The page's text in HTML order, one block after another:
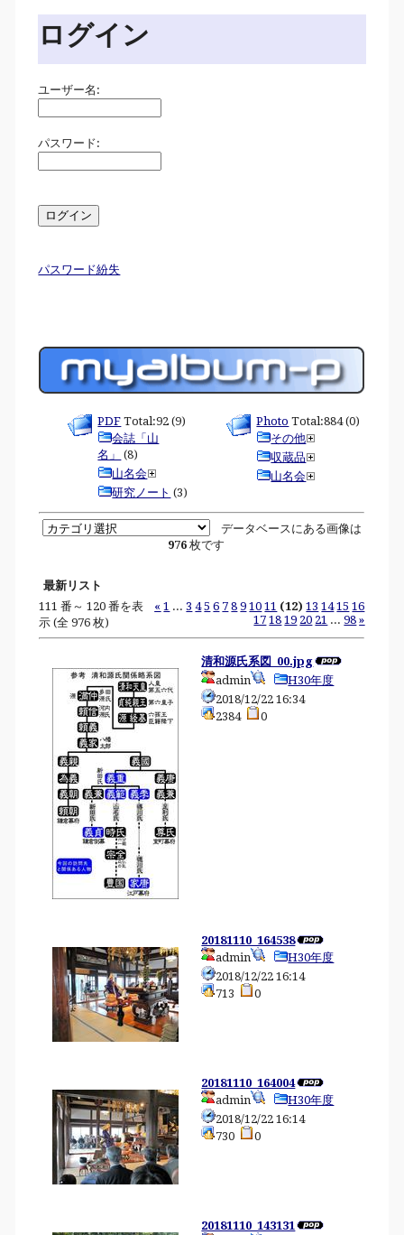
ログイン
ユーザー名:
パスワード:
パスワード紛失
PDF Total:92 (9)
会誌「山
名」
(8)
山名会
研究ノート (3)
Photo Total:884 (0)
その他
収蔵品
山名会
データベースにある画像は
976 枚です
最新リスト
111 番～ 120 番を表
示 (全 976 枚)
« 1 ...3 4 5 6 7 8 9 10 11 (12) 13 14 15 16
17 18 19 20 21 ...98 »
清和源氏系図_00.jpg
admin
H30年度
2018/12/22 16:34
2384
0
20181110_164538
admin
H30年度
2018/12/22 16:14
713
0
20181110_164004
admin
H30年度
2018/12/22 16:14
730
0
20181110_143131